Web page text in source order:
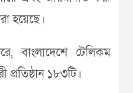
হয়েছে।
বাংলাদেশে টেলিকম
১৮৩টি।